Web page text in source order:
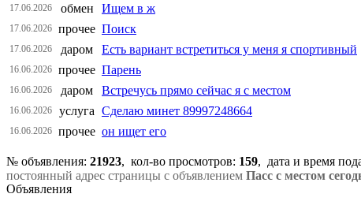
17.06.2026 обмен Ищем в ж
17.06.2026 прочее Поиск
17.06.2026 даром Есть вариант встретиться у меня я спортивный
16.06.2026 прочее Парень
16.06.2026 даром Встречусь прямо сейчас я с местом
16.06.2026 услуга Сделаю минет 89997248664
16.06.2026 прочее он ищет его
№ объявления: 21923, кол-во просмотров: 159, дата и время
постоянный адрес страницы с объявлением Пасс с местом
Объявления